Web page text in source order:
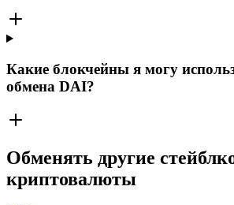
Какие блокчейны я могу
обмена DAI?
Обменять другие
криптовалюты